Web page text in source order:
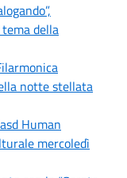
della
notte stellata
Human
mercoledì